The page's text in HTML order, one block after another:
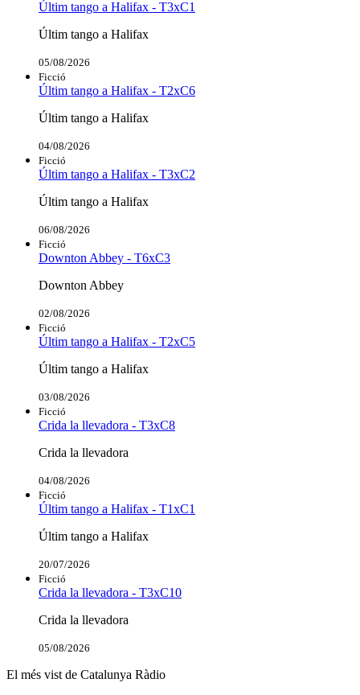
Últim tango a Halifax - T3xC1
Últim tango a Halifax
05/08/2026
Ficció
Últim tango a Halifax - T2xC6
Últim tango a Halifax
04/08/2026
Ficció
Últim tango a Halifax - T3xC2
Últim tango a Halifax
06/08/2026
Ficció
Downton Abbey - T6xC3
Downton Abbey
02/08/2026
Ficció
Últim tango a Halifax - T2xC5
Últim tango a Halifax
03/08/2026
Ficció
Crida la llevadora - T3xC8
Crida la llevadora
04/08/2026
Ficció
Últim tango a Halifax - T1xC1
Últim tango a Halifax
20/07/2026
Ficció
Crida la llevadora - T3xC10
Crida la llevadora
05/08/2026
El més vist de Catalunya Ràdio